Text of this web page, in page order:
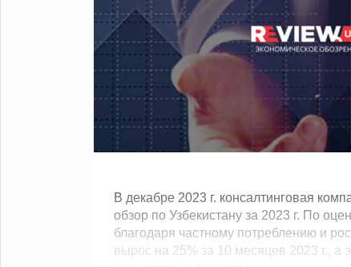
В декабре 2023 г. консалтинговая
обзор по Узбекистану за 2023 г. По
благодаря частному потреблению и
вырос на 25% за 10 месяцев 2023 г.,